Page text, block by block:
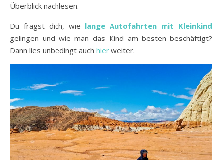
Überblick nachlesen.
Du fragst dich, wie lange Autofahrten mit Kleinkind
gelingen und wie man das Kind am besten beschäftigt?
Dann lies unbedingt auch hier weiter.